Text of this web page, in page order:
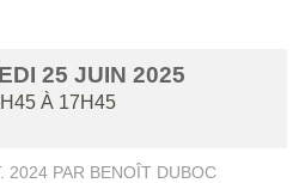
25 JUIN 2025
À 17H45
2024PAR BENOÎT DUBOC